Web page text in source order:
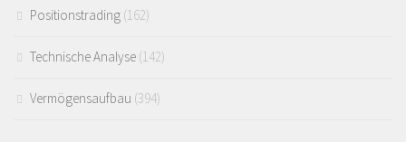
Positionstrading (162)
Technische Analyse (142)
Vermögensaufbau (394)